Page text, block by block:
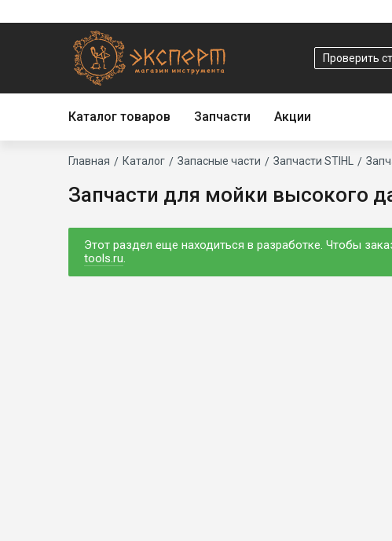
Основная
навигация
Проверить
Каталог товаров Запчасти Акции
Строка
навигации
Главная Каталог Запасные части Запчасти STIHL
Запчасти для мойки высокого
Этот раздел еще находиться в разработке. Чтобы
tools.ru.